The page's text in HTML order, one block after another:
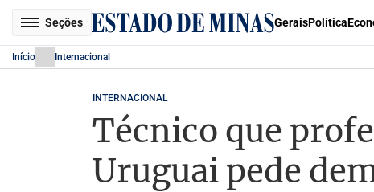
Seções GeraisPolítica
Início Internacional
INTERNACIONAL
Técnico que
Uruguai pede